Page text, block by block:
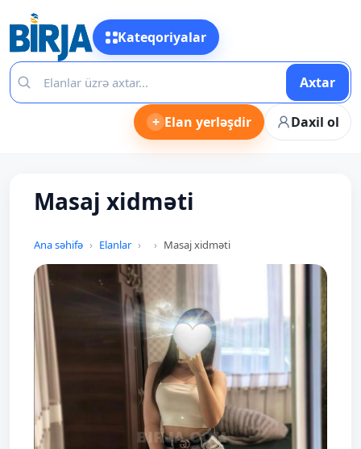
Kateqoriyalar
Axtar
+ Elan yerləşdir Daxil ol
Masaj xidməti
Ana səhifə Elanlar Masaj xidməti